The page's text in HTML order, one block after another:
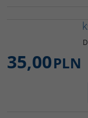
35,00PLN